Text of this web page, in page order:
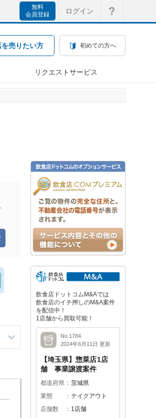
無料
会員登録
ログイン
を売りたい方 初めての方へ
リクエストサービス
飲食店ドットコムM&Aでは
飲食店のイチ押しのM&A案件
を配信中！
1店舗から買取可能！
No.1784
2024年6月11日 更新
【埼玉県】惣菜店1店
舗 事業譲渡案件
都道府県
茨城県
業態
テイクアウト
店舗数
1店舗